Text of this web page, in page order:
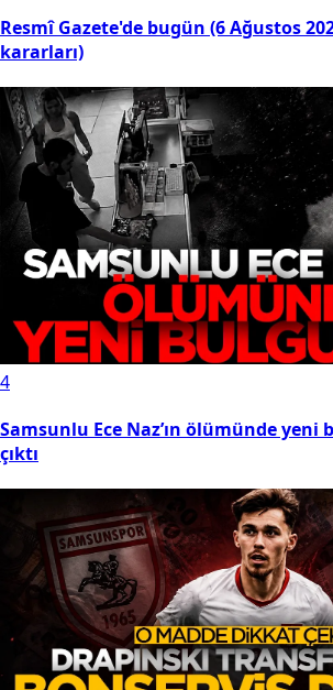
Resmî Gazete'de bugün (6 Ağustos
kararları)
4
Samsunlu Ece Naz’ın ölümünde
çıktı